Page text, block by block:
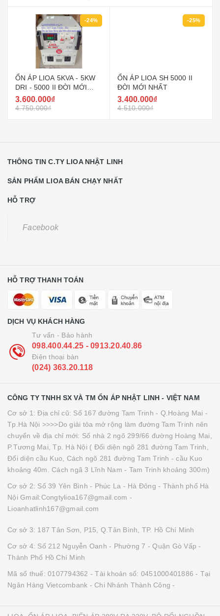
-24%
ỔN ÁP LIOA 5KVA - 5KW
DRI - 5000 II ĐỜI MỚI
NHẤT, DÂY ĐỒNG 100%
3.600.000₫
4.750.000₫
-25%
ỔN ÁP LIOA SH 5000 II
ĐỜI MỚI NHẤT
3.400.000₫
4.510.000₫
THÔNG TIN C.TY LIOA NHẬT LINH
SẢN PHẨM LIOA BÁN CHẠY NHẤT
HỖ TRỢ
Facebook
HỖ TRỢ THANH TOÁN
DỊCH VỤ KHÁCH HÀNG
Tư vấn - Bảo hành
098.400.44.25 - 0913.20.40.86
Điện thoại bàn
(024) 363.20.118
CÔNG TY TNHH SX VÀ TM ỔN ÁP NHẬT LINH - VIỆT NAM
Cơ sở 1: Địa chỉ cũ: Số 167 đường Tam Trinh - Q.Hoàng Mai -
Tp.Hà Nội >>>>Do giải tỏa mở rộng làm đường Tam Trinh nên
chuyển về địa chỉ mới: Số nhà 2 ngõ 299/66 đường Hoàng Mai,
P.Tương Mai, Tp. Hà Nội ( Đối diện ngõ 281 đường Tam Trinh,
Đối diện cầu Kuo, Cách ngõ 281 đường Tam Trinh - cầu Kuo
khoảng 40m. Cách ngã 3 Lĩnh Nam - Tam Trinh khoảng 300m)
Cơ sở 2: Số 39 Yên Bình - Phúc La - Hà Đông - Thành phố Hà
Nội Gmail:Congtylioa167@gmail.com -
Lioanhatlinh167@gmail.com
Cơ sở 3: 187 Tân Sơn, P15, Q.Tân Bình, TP. Hồ Chí Minh
Cơ sở 4: Số 212 Nguyễn Oanh - Phường 7 - Quận Gò Vấp -
Thành Phố Hồ Chí Minh
Mã số thuế: 0107794362 - Tài khoản số: 0451000401886 - Tại
Ngân Hàng Vietcombank - Chi Nhánh Thành Công -